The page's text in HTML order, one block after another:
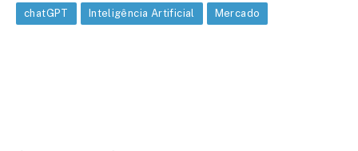
chatGPT Inteligência Artificial Mercado